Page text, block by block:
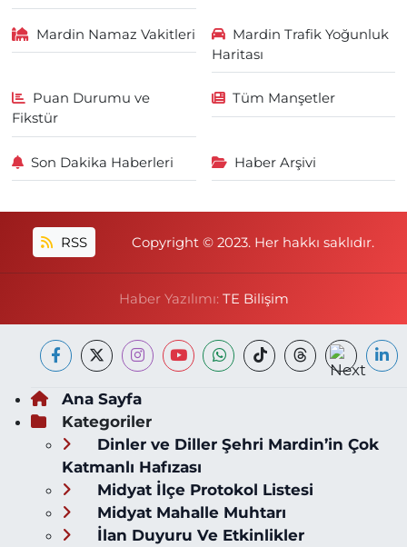
Mardin Namaz Vakitleri
Mardin Trafik Yoğunluk
Haritası
Puan Durumu ve
Fikstür
Tüm Manşetler
Son Dakika Haberleri Haber Arşivi
RSS Copyright © 2023. Her hakkı saklıdır.
Haber Yazılımı: TE Bilişim
Ana Sayfa
Kategoriler
Dinler ve Diller Şehri Mardin’in Çok
Katmanlı Hafızası
Midyat İlçe Protokol Listesi
Midyat Mahalle Muhtarı
İlan Duyuru Ve Etkinlikler